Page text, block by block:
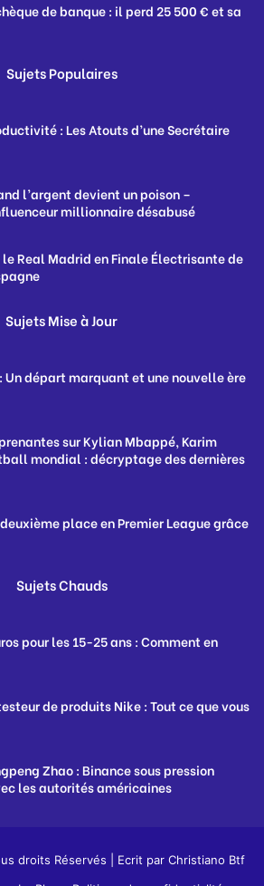
de banque : il perd 25 500 € et sa
Sujets Populaires
: Les Atouts d’une Secrétaire
l’argent devient un poison –
millionnaire désabusé
Real Madrid en Finale Électrisante de
Sujets Mise à Jour
Un départ marquant et une nouvelle ère
sur Kylian Mbappé, Karim
mondial : décryptage des dernières
place en Premier League grâce
Sujets Chauds
pour les 15-25 ans : Comment en
de produits Nike : Tout ce que vous
Zhao : Binance sous pression
les autorités américaines
droits Réservés | Ecrit par Christiano Btf